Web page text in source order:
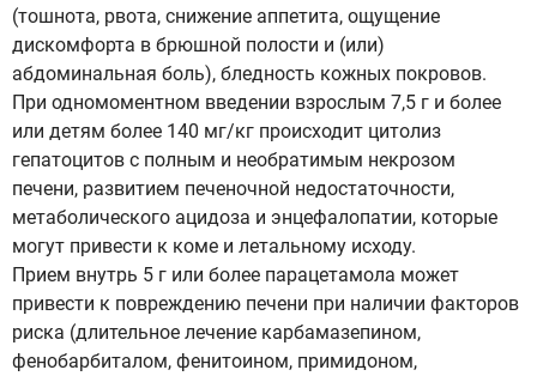
(тошнота, рвота, снижение аппетита, ощущение
дискомфорта в брюшной полости и (или)
абдоминальная боль), бледность кожных покровов.
При одномоментном введении взрослым 7,5 г и более
или детям более 140 мг/кг происходит цитолиз
гепатоцитов с полным и необратимым некрозом
печени, развитием печеночной недостаточности,
метаболического ацидоза и энцефалопатии, которые
могут привести к коме и летальному исходу.
Прием внутрь 5 г или более парацетамола может
привести к повреждению печени при наличии факторов
риска (длительное лечение карбамазепином,
фенобарбиталом, фенитоином, примидоном,